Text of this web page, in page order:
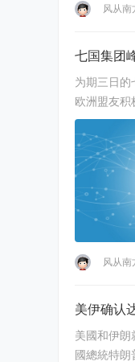
风从南
七国集团
为期三日的七国
欧洲盟友积
风从南
美伊确认
美國和伊朗
國總統特